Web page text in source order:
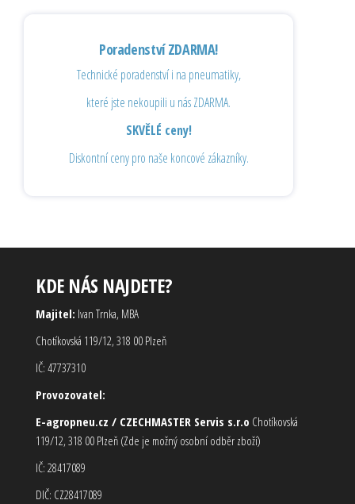
Poradenství ZDARMA!
Technické poradenství i na pneumatiky,
které jste nekoupili u nás ZDARMA.
SKVĚLÉ ceny!
Diskontní ceny pro naše koncové zákazníky.
KDE NÁS NAJDETE?
Majitel: Ivan Trnka, MBA
Chotíkovská 119/12, 318 00 Plzeň
IČ: 47737310
Provozovatel:
E-agropneu.cz / CZECHMASTER Servis s.r.o Chotíkovská
119/12, 318 00 Plzeň (Zde je možný osobní odběr zboží)
IČ: 28417089
DIČ: CZ28417089